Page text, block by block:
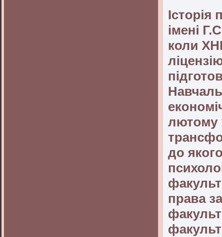
Історія
імені
коли
лютому
до
права